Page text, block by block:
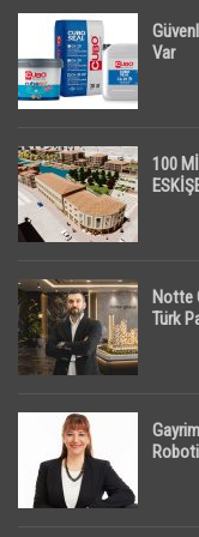
Var
100
Notte
Türk